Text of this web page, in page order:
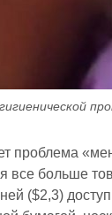
проблема
все больше
($2,3)